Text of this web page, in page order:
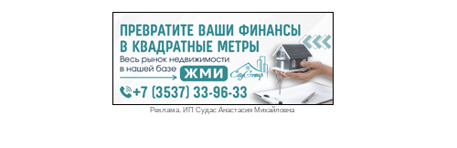
Реклама. ИП Судас Анастасия Михайловна